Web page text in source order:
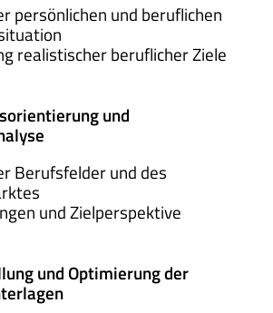
persönlichen und beruflichen
realistischer beruflicher Ziele
und
Berufsfelder und des
und Zielperspektive
und Optimierung der